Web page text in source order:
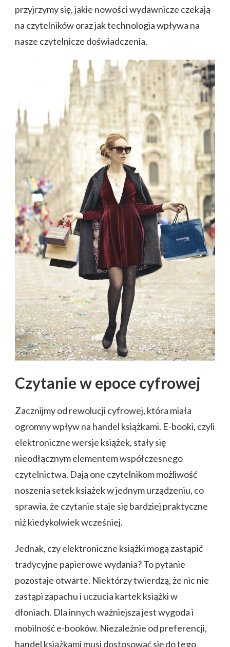
przyjrzymy się, jakie nowości wydawnicze czekają
na czytelników oraz jak technologia wpływa na
nasze czytelnicze doświadczenia.
Czytanie w epoce cyfrowej
Zacznijmy od rewolucji cyfrowej, która miała
ogromny wpływ na handel książkami. E-booki, czyli
elektroniczne wersje książek, stały się
nieodłącznym elementem współczesnego
czytelnictwa. Dają one czytelnikom możliwość
noszenia setek książek w jednym urządzeniu, co
sprawia, że czytanie staje się bardziej praktyczne
niż kiedykolwiek wcześniej.
Jednak, czy elektroniczne książki mogą zastąpić
tradycyjne papierowe wydania? To pytanie
pozostaje otwarte. Niektórzy twierdzą, że nic nie
zastąpi zapachu i uczucia kartek książki w
dłoniach. Dla innych ważniejsza jest wygoda i
mobilność e-booków. Niezależnie od preferencji,
handel książkami musi dostosować się do tego